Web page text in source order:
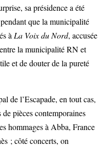
sa présidence a été
que la municipalité
à La Voix du Nord, accusée
la municipalité RN et
et de douter de la pureté
de l’Escapade, en tout cas,
pièces contemporaines
hommages à Abba, France
; côté concerts, on